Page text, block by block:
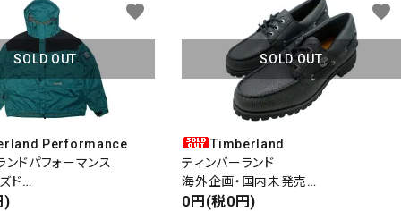
SOLD OUT
Performance
ンドパフォーマンス
ド
PARKA
)
favorite
SOLD OUT
Timberland
ティンバーランド
海外企画・国内未発売
VIBRAM BOAT SHOE
0円(税0円)
favorite